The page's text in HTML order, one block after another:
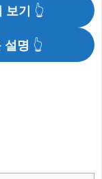
보기 👆
설명 👆